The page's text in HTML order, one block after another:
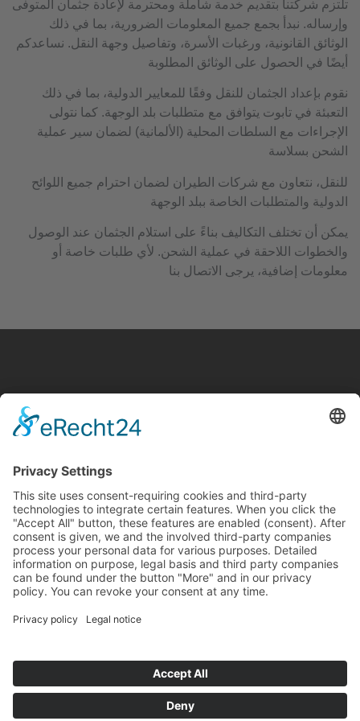
تلتزم شركتنا بتقديم خدمة شاملة ومحترمة لإعادة جثمان المتوفى
وإرساله. نبدأ بجمع جميع المعلومات الضرورية، بما في ذلك
الوثائق القانونية، ورغبات الأسرة، وتفاصيل وجهة النقل. نساعدكم
أيضًا في الحصول على الوثائق المطلوبة
نقوم بإعداد الجثمان للنقل وفقًا للمعايير الدولية، بما في ذلك
التعبئة في تابوت يتوافق مع متطلبات بلد الوجهة. كما نتولى
الإجراءات مع السلطات المحلية (الألمانية) لضمان سير عملية
الشحن بسلاسة
للنقل، نتعاون مع شركات الطيران لضمان احترام جميع اللوائح
الدولية والمتطلبات الخاصة ببلد الوجهة
يمكن أن تختلف التكاليف بناءً على استلام الجثمان عند الوصول
والخطوات اللاحقة في عملية الشحن. لأي طلبات خاصة أو
معلومات إضافية، يرجى الاتصال بنا
التذكارية وحفلات الوداع لكي نكون بجانبك في الأوقات
خدمة على مدار الساعة
النصائح
الغسل والتكفين
النقل الدولي
الحساسية الثقافية
Datenschutz
اتصال
E-Mail: info@fatihbestattung.com